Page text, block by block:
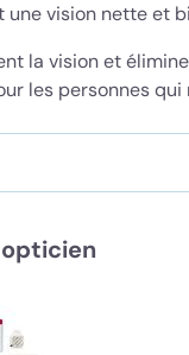
vision nette et
la vision et
les personnes